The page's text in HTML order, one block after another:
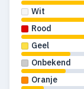
Wit
Rood
Geel
Onbekend
Oranje